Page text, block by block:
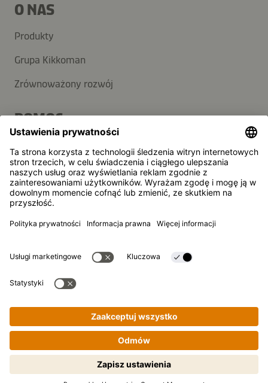
Gotowanie krok po kroku staje się
proste! Tapnij, żeby zacząć.
O NAS
Produkty
Grupa Kikkoman
Zrównoważony rozwój
POMOC
Kontakt
Newsletter
Kikkoman Corporation, Japan.
© Kikkoman Trading Europe GmbH 2023 – 2026
Theodorstraße 180, 40472 Düsseldorf, Niemcy
Spółka wpisana do rejestru handlowego Sądu Rejonowego w
Ustawienia prywatności
Nota prawna
Polityka prywatności